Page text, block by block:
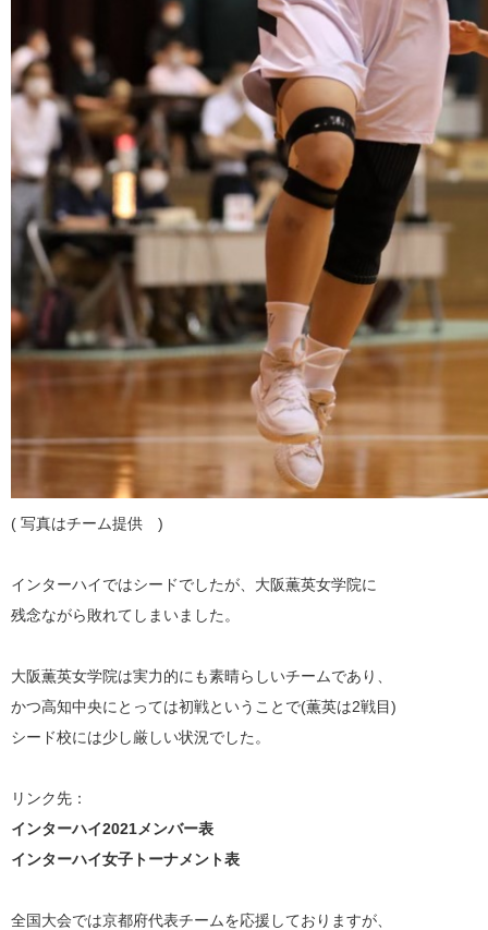
( 写真はチーム提供 )
インターハイではシードでしたが、大阪薫英女学院に
残念ながら敗れてしまいました。
大阪薫英女学院は実力的にも素晴らしいチームであり、
かつ高知中央にとっては初戦ということで(薫英は2戦目)
シード校には少し厳しい状況でした。
リンク先：
インターハイ2021メンバー表
インターハイ女子トーナメント表
全国大会では京都府代表チームを応援しておりますが、